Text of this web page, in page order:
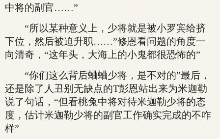
中将的副官……”
“所以某种意义上，少将就是被小罗宾给挤
下位，然后被迫升职……”修恩看问题的角度一
向清奇，“这年头，大海上的小鬼都很恐怖的”
“你们这么背后蛐蛐少将，是不对的”最后，
还是除了人丑别无缺点的T彭恩站出来为米迦勒
说了句话，“但看桃兔中将对待米迦勒少将的态
度，估计米迦勒少将的副官工作确实完成的不咋
样”